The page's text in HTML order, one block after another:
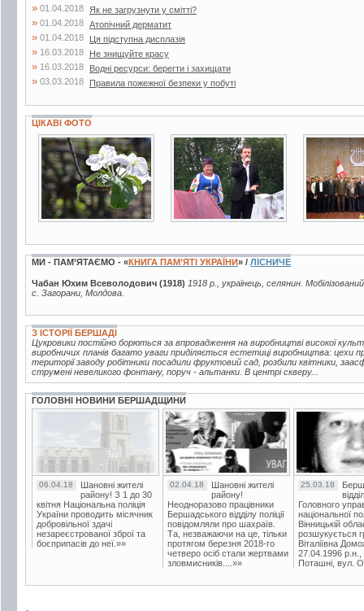
» 01.04.2018 Як не загрузнути у смітті?
» 01.04.2018 Атопічний дерматит
» 01.04.2018 Ця підступна дисплазія
» 16.03.2018 Не знищуйте красу
» 16.03.2018 Водні ресурси: берегти і захищати
» 03.03.2018 Правила пожежної безпеки у побуті
ЦІКАВІ ФОТО
19 фото 15 фото 3 фото
МИ - ПАМ’ЯТАЄМО - «КНИГА ПАМ’ЯТІ УКРАЇНИ» / ЛІСНИЧЕ
Чабан Юхим Всеволодович (1918) 1918 р., українець, селянин.
с. Загорани, Молдова.
З ІСТОРІЇ БЕРШАДІ
Цукровики постійно борються за впровадження на виробництві високої
виробничих планів багато уваги приділяється естетиці виробництва: цехи
території заводу робітники посадили фруктовий сад, розбили квітники,
струмені невеликого фонтану, поруч - альтанки. В центрі скверу...
ГОЛОВНІ НОВИНИ БЕРШАДЩИНИ
06.04.18
Шановні жителі
району! З 1 до 30
квітня Національна поліція
України проводить місячник
добровільної здачі
незареєстрованої зброї та
боєприпасів до неї.»»
02.04.18
Шановні жителі
району!
Неодноразово працівники
Бершадського відділу поліції
повідомляли про шахраїв.
Та, незважаючи на це, тільки
протягом березня 2018-го
четверо осіб стали жертвами
зловмисників....»»
25.03.18
Головного
національної
Вінницькій
розшукується
Віталіївна
27.04.1996 р.н.,
Поташні, вул.